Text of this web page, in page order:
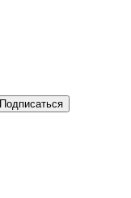
Подписаться